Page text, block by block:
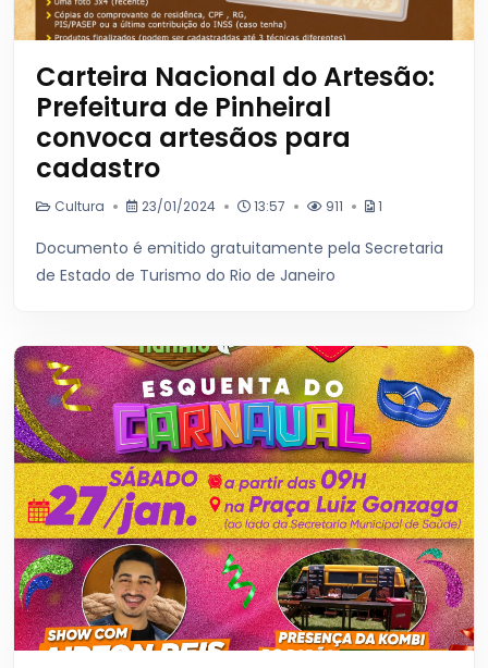
Carteira Nacional do Artesão:
Prefeitura de Pinheiral
convoca artesãos para
cadastro
Cultura 23/01/2024 13:57 911 1
Documento é emitido gratuitamente pela Secretaria
de Estado de Turismo do Rio de Janeiro